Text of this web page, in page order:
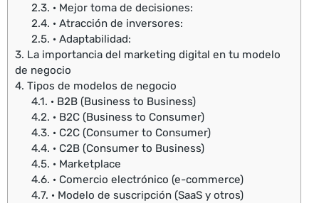
2.3. · Mejor toma de decisiones:
2.4. · Atracción de inversores:
2.5. · Adaptabilidad:
3. La importancia del marketing digital en tu modelo
de negocio
4. Tipos de modelos de negocio
4.1. · B2B (Business to Business)
4.2. · B2C (Business to Consumer)
4.3. · C2C (Consumer to Consumer)
4.4. · C2B (Consumer to Business)
4.5. · Marketplace
4.6. · Comercio electrónico (e-commerce)
4.7. · Modelo de suscripción (SaaS y otros)